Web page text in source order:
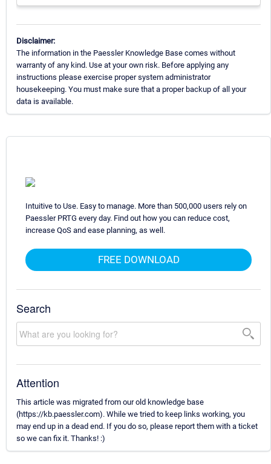
Disclaimer:
The information in the Paessler Knowledge Base comes without
warranty of any kind. Use at your own risk. Before applying any
instructions please exercise proper system administrator
housekeeping. You must make sure that a proper backup of all your
data is available.
Intuitive to Use. Easy to manage. More than 500,000 users rely on
Paessler PRTG every day. Find out how you can reduce cost,
increase QoS and ease planning, as well.
FREE DOWNLOAD
Search
Attention
This article was migrated from our old knowledge base
(https://kb.paessler.com). While we tried to keep links working, you
may end up in a dead end. If you do so, please report them with a ticket
so we can fix it. Thanks! :)